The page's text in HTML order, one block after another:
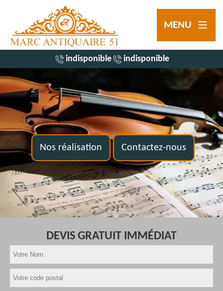
MENU
indisponible indisponible
Nos réalisation Contactez-nous
DEVIS GRATUIT IMMÉDIAT